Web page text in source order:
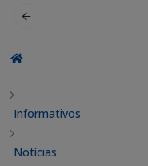
Informativos
Notícias